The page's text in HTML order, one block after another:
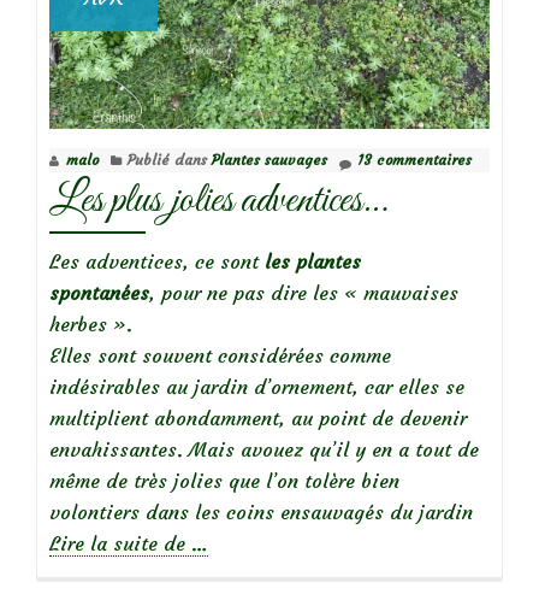
malo Publié dansPlantes sauvages 13 commentaires
Les plus jolies adventices…
Les adventices, ce sont les plantes
spontanées, pour ne pas dire les « mauvaises
herbes ».
Elles sont souvent considérées comme
indésirables au jardin d’ornement, car elles se
multiplient abondamment, au point de devenir
envahissantes. Mais avouez qu’il y en a tout de
même de très jolies que l’on tolère bien
volontiers dans les coins ensauvagés du jardin
Lire la suite de …